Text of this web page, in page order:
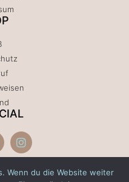
Wenn du die Website weiter